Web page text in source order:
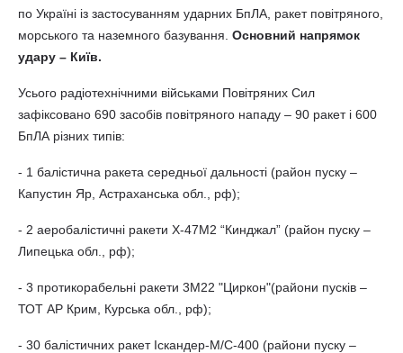
по Україні із застосуванням ударних БпЛА, ракет повітряного,
морського та наземного базування. Основний напрямок
удару – Київ.
Усього радіотехнічними військами Повітряних Сил
зафіксовано 690 засобів повітряного нападу – 90 ракет і 600
БпЛА різних типів:
- 1 балістична ракета середньої дальності (район пуску –
Капустин Яр, Астраханська обл., рф);
- 2 аеробалістичні ракети Х-47М2 “Кинджал” (район пуску –
Липецька обл., рф);
- 3 протикорабельні ракети 3М22 "Циркон"(райони пусків –
ТОТ АР Крим, Курська обл., рф);
- 30 балістичних ракет Іскандер-М/С-400 (райони пуску –